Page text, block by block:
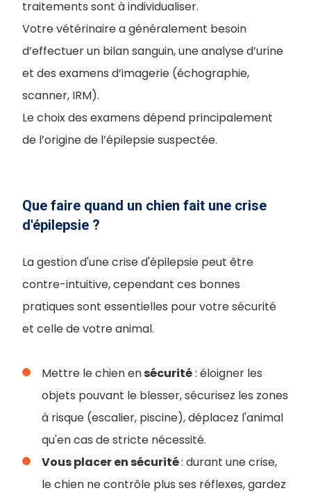
traitements sont à individualiser.
Votre vétérinaire a généralement besoin
d’effectuer un bilan sanguin, une analyse d’urine
et des examens d’imagerie (échographie,
scanner, IRM).
Le choix des examens dépend principalement
de l’origine de l’épilepsie suspectée.
Que faire quand un chien fait une crise
d'épilepsie ?
La gestion d'une crise d'épilepsie peut être
contre-intuitive, cependant ces bonnes
pratiques sont essentielles pour votre sécurité
et celle de votre animal.
Mettre le chien ensécurité: éloigner les
objets pouvant le blesser, sécurisez les zones
à risque (escalier, piscine), déplacez l'animal
qu'en cas de stricte nécessité.
Vous placer en sécurité: durant une crise,
le chien ne contrôle plus ses réflexes, gardez